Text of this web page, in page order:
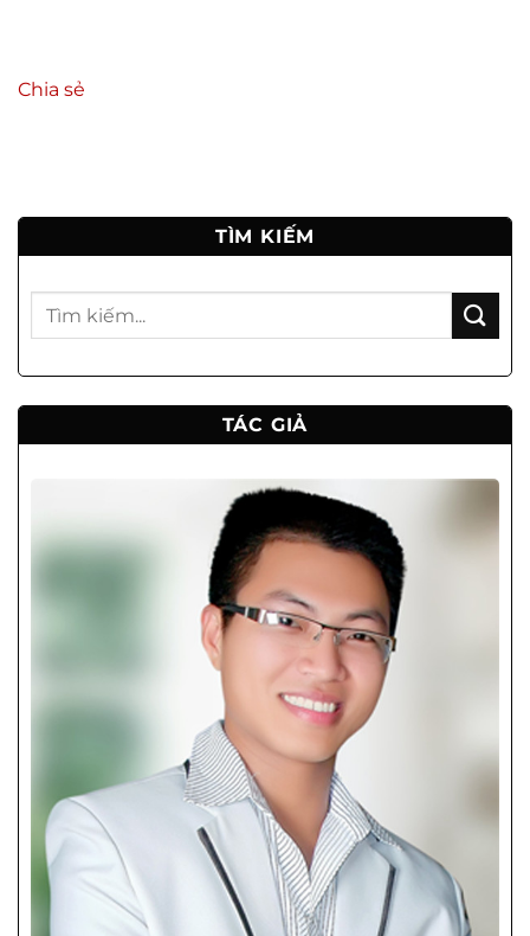
Chia sẻ
TÌM KIẾM
TÁC GIẢ